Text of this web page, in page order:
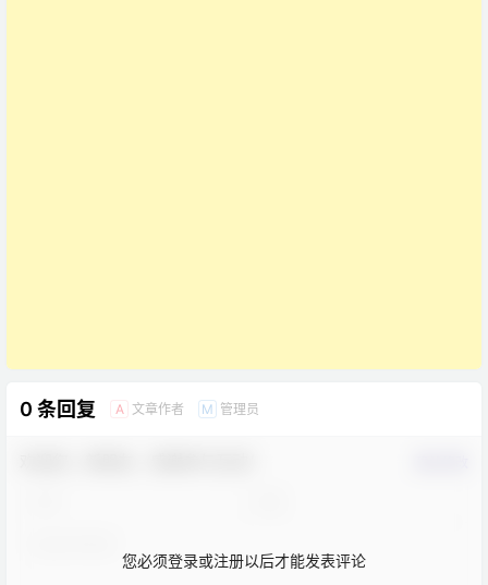
0 条回复 A 文章作者 M 管理员
您必须登录或注册以后才能发表评论